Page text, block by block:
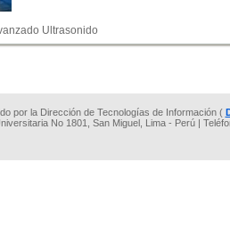
Ultrasonido
por la Dirección de Tecnologías de Información (
No 1801, San Miguel, Lima - Perú |